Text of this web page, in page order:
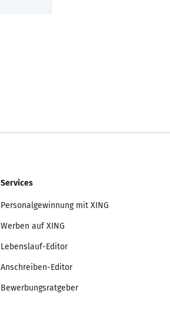
Services
Personalgewinnung mit XING
Werben auf XING
Lebenslauf-Editor
Anschreiben-Editor
Bewerbungsratgeber